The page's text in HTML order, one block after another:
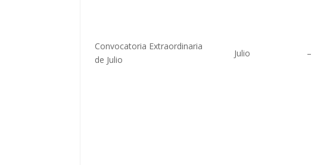
Convocatoria Extraordinaria
de Julio
Julio –